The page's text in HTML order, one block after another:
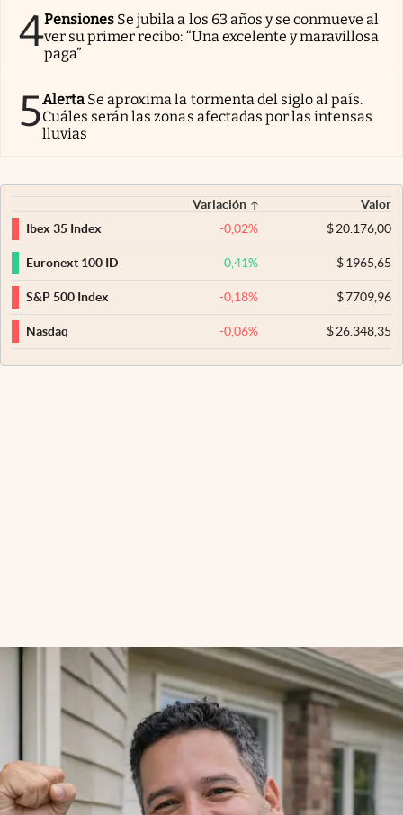
4Pensiones Se jubila a los 63 años y se conmueve al
ver su primer recibo: “Una excelente y maravillosa
paga”
5Alerta Se aproxima la tormenta del siglo al país.
Cuáles serán las zonas afectadas por las intensas
lluvias
Variación
Valor
Ibex 35 Index
-0,02% $20.176,00
Euronext 100 ID 0,41% $1965,65
S&P 500 Index -0,18% $7709,96
Nasdaq -0,06% $26.348,35